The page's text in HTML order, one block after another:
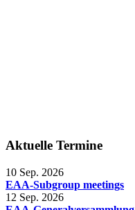
Aktuelle Termine
10 Sep. 2026
EAA-Subgroup meetings
12 Sep. 2026